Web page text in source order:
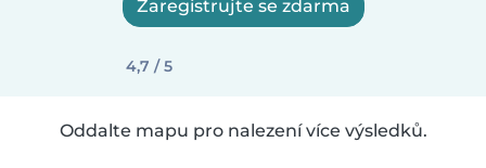
Zaregistrujte se zdarma
4,7 / 5
Oddalte mapu pro nalezení více výsledků.